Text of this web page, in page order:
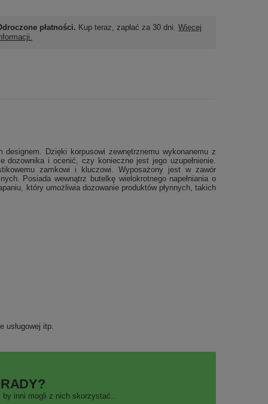
płatności. Kup teraz, zapłać za 30 dni. Więcej
Dzięki korpusowi zewnętrznemu wykonanemu z
dozownika i ocenić, czy konieczne jest jego uzupełnienie.
zamkowi i kluczowi. Wyposażony jest w zawór
Posiada wewnątrz butelkę wielokrotnego napełniania o
który umożliwia dozowanie produktów płynnych, takich
usługowej itp.
by inni mogli z nich skorzystać..